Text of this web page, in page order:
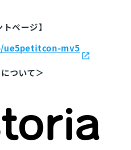
ページ】
mv5
ついて＞
とじる
検索